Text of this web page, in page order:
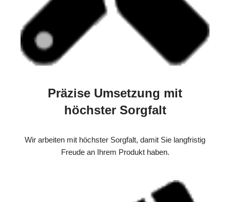
Präzise Umsetzung mit
höchster Sorgfalt
Wir arbeiten mit höchster Sorgfalt, damit Sie langfristig
Freude an Ihrem Produkt haben.